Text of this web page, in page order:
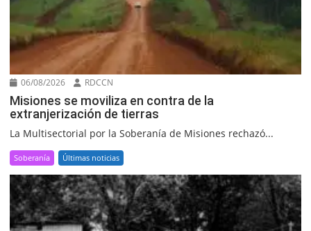
06/08/2026 RDCCN
Misiones se moviliza en contra de la
extranjerización de tierras
La Multisectorial por la Soberanía de Misiones rechazó...
Soberanía Últimas noticias